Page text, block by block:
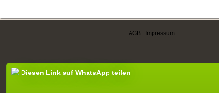
AGB Impressum
Diesen Link auf WhatsApp teilen